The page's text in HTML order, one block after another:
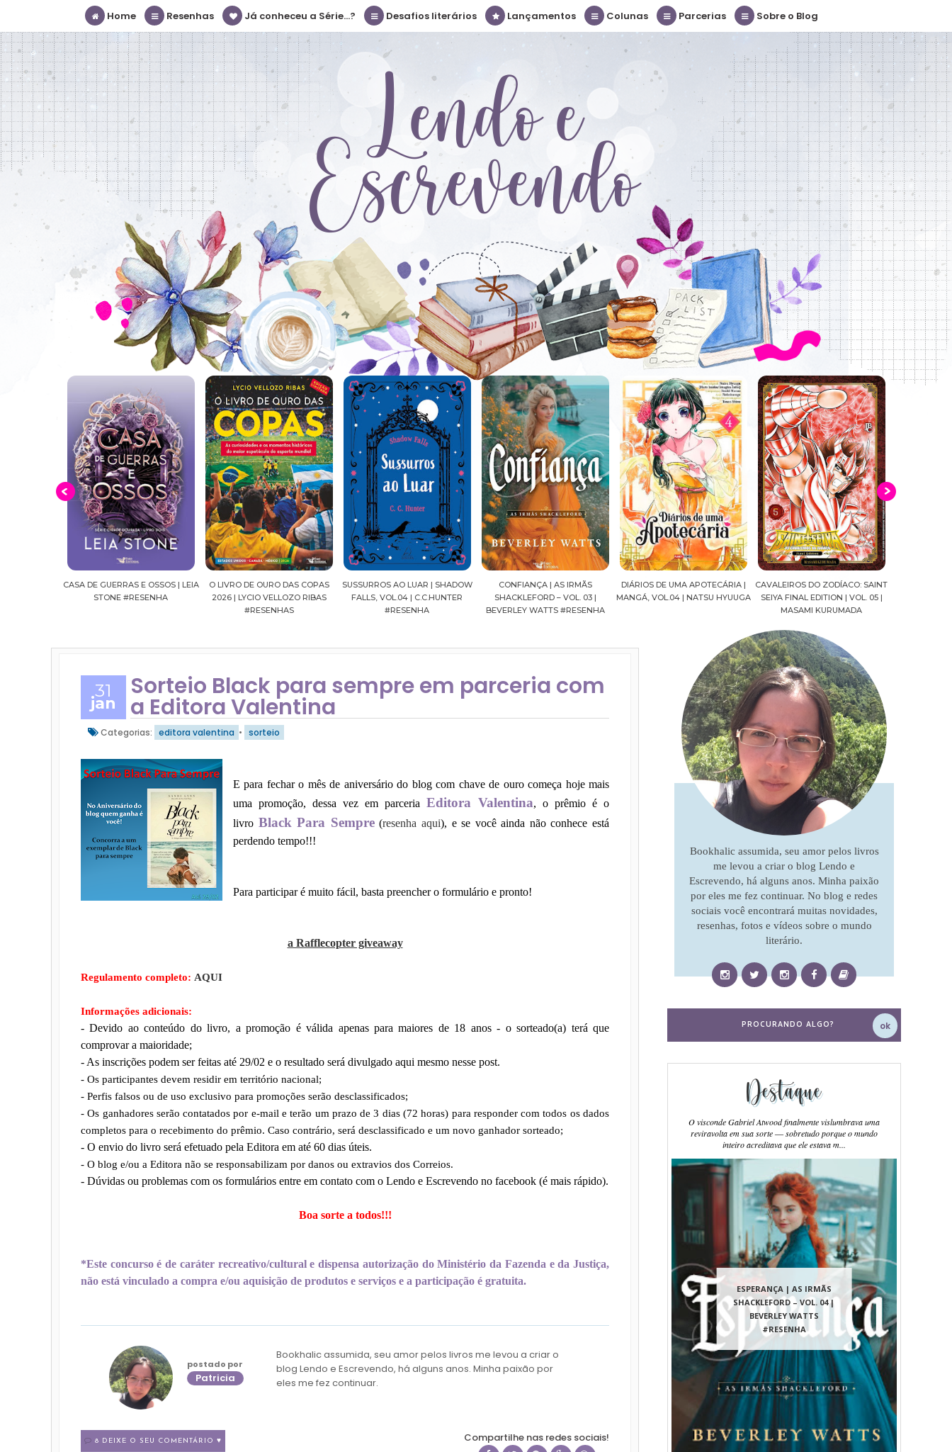
Home Resenhas Já conheceu a Série...? Desafios literários Lançamentos Colunas Parcerias Sobre o Blog
O LIVRO DE OURO DAS COPAS
2026 | LYCIO VELLOZO RIBAS
SUSSURROS AO LUAR | SHADOW
FALLS, VOL.04 | C.C.HUNTER
#RESENHA
CONFIANÇA | AS IRMÃS
SHACKLEFORD – VOL. 03 |
BEVERLEY WATTS #RESENHA
DIÁRIOS DE UMA APOTECÁRIA |
MANGÁ, VOL.04 | NATSU HYUUGA
CAVALEIROS DO ZODÍACO: SAINT
SEIYA FINAL EDITION | VOL. 05 |
CROWN OF WAR AND SHADOW |
J.R.WARD #RESENHA
31
jan
Sorteio Black para sempre em parceria com
a Editora Valentina
Categorias: editora valentina • sorteio
E para fechar o mês de aniversário do blog com chave de ouro começa hoje mais
uma promoção, dessa vez em parceria Editora Valentina, o prêmio é o
livro Black Para Sempre(resenha aqui), e se você ainda não conhece está
perdendo tempo!!!
Para participar é muito fácil, basta preencher o formulário e pronto!
a Rafflecopter giveaway
Regulamento completo: AQUI
Informações adicionais:
- Devido ao conteúdo do livro, a promoção é válida apenas para maiores de 18 anos - o sorteado(a) terá que
comprovar a maioridade;
- As inscrições podem ser feitas até 29/02 e o resultado será divulgado aqui mesmo nesse post.
- Os participantes devem residir em território nacional;
- Perfis falsos ou de uso exclusivo para promoções serão desclassificados;
- Os ganhadores serão contatados por e-mail e terão um prazo de 3 dias (72 horas) para responder com todos os dados
completos para o recebimento do prêmio. Caso contrário, será desclassificado e um novo ganhador sorteado;
- O envio do livro será efetuado pela Editora em até 60 dias úteis.
- O blog e/ou a Editora não se responsabilizam por danos ou extravios dos Correios.
- Dúvidas ou problemas com os formulários entre em contato com o Lendo e Escrevendo no facebook (é mais rápido).
Boa sorte a todos!!!
*Este concurso é de caráter recreativo/cultural e dispensa autorização do Ministério da Fazenda e da Justiça,
não está vinculado a compra e/ou aquisição de produtos e serviços e a participação é gratuita.
postado por
Patricia
Bookhalic assumida, seu amor pelos livros me levou a criar o
blog Lendo e Escrevendo, há alguns anos. Minha paixão por
eles me fez continuar.
8 DEIXE O SEU COMENTÁRIO ♥ Compartilhe nas redes sociais!
Bookhalic assumida, seu amor pelos livros
me levou a criar o blog Lendo e
Escrevendo, há alguns anos. Minha paixão
por eles me fez continuar. No blog e redes
sociais você encontrará muitas novidades,
resenhas, fotos e vídeos sobre o mundo
literário.
Destaque
ESPERANÇA | AS IRMÃS
SHACKLEFORD – VOL. 04 |
BEVERLEY WATTS
#RESENHA
O visconde Gabriel Atwood finalmente vislumbrava uma
reviravolta em sua sorte ― sobretudo porque o mundo
inteiro acreditava que ele estava m...